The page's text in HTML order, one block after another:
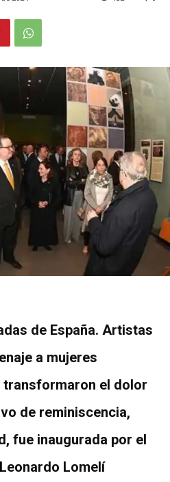
de España. Artistas
a mujeres
el dolor
de reminiscencia,
fue inaugurada por el
Lomelí